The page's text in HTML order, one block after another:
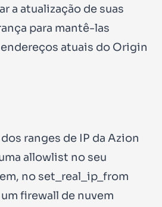
a atualização de suas
para mantê-las
atuais do Origin
ranges de IP da Azion
allowlist no seu
no set_real_ip_from
firewall de nuvem